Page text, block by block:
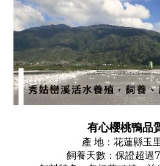
有心櫻桃鴨品
產 地：花蓮縣玉
飼養天數：保證超過